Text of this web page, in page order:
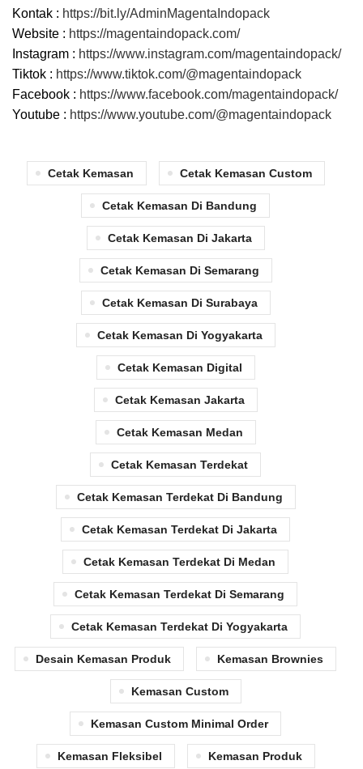
Kontak : https://bit.ly/AdminMagentaIndopack
Website : https://magentaindopack.com/
Instagram : https://www.instagram.com/magentaindopack/
Tiktok : https://www.tiktok.com/@magentaindopack
Facebook : https://www.facebook.com/magentaindopack/
Youtube : https://www.youtube.com/@magentaindopack
Cetak Kemasan Cetak Kemasan Custom
Cetak Kemasan Di Bandung
Cetak Kemasan Di Jakarta
Cetak Kemasan Di Semarang
Cetak Kemasan Di Surabaya
Cetak Kemasan Di Yogyakarta
Cetak Kemasan Digital
Cetak Kemasan Jakarta
Cetak Kemasan Medan
Cetak Kemasan Terdekat
Cetak Kemasan Terdekat Di Bandung
Cetak Kemasan Terdekat Di Jakarta
Cetak Kemasan Terdekat Di Medan
Cetak Kemasan Terdekat Di Semarang
Cetak Kemasan Terdekat Di Yogyakarta
Desain Kemasan Produk Kemasan Brownies
Kemasan Custom
Kemasan Custom Minimal Order
Kemasan Fleksibel Kemasan Produk